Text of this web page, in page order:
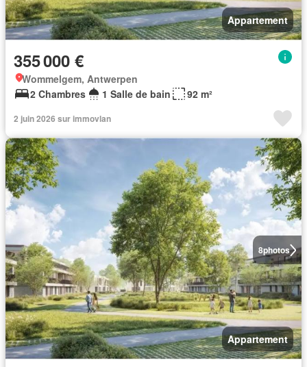
Appartement
355 000 €
Wommelgem, Antwerpen
2 Chambres
1 Salle de bain 92 m²
2 juin 2026 sur immovlan
8photos
Appartement